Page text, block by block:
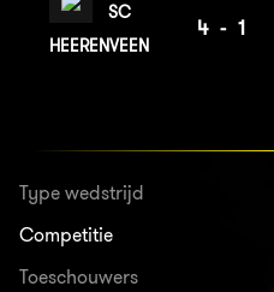
SC
HEERENVEEN
4-1
Type wedstrijd
Competitie
Toeschouwers